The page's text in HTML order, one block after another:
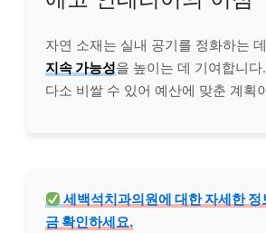
자연 소재는 실내 공기를 정화하는
지속 가능성을 높이는 데 기여합니
다소 비쌀 수 있어 예산에 맞춘 계획
세백석치과의원에 대한 자세한 정
금 확인하세요.